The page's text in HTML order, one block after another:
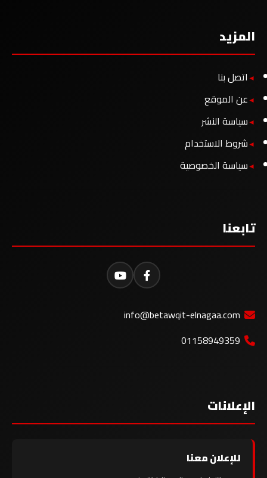
المزيد
اتصل بنا
عن الموقع
سياسة النشر
شروط الاستخدام
سياسة الخصوصية
تابعنا
info@betawqit-elnagaa.com
01158949359
الإعلانات
للإعلان معنا